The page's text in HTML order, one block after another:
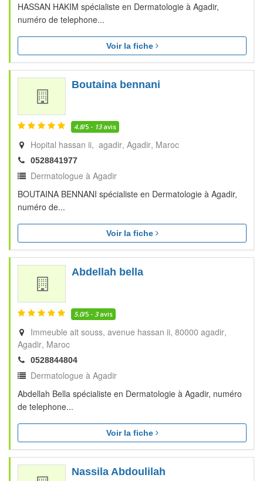
HASSAN HAKIM spécialiste en Dermatologie à Agadir,
numéro de telephone...
Voir la fiche
Boutaina bennani
4.8/5 - 13avis
Hopital hassan ii, agadir Agadir Maroc
0528841977
Dermatologue à Agadir
BOUTAINA BENNANI spécialiste en Dermatologie à Agadir,
numéro de...
Voir la fiche
Abdellah bella
5.0/5 - 3avis
Immeuble ait souss, avenue hassan ii, 80000 agadir
Agadir Maroc
0528844804
Dermatologue à Agadir
Abdellah Bella spécialiste en Dermatologie à Agadir, numéro
de telephone...
Voir la fiche
Nassila Abdoulilah